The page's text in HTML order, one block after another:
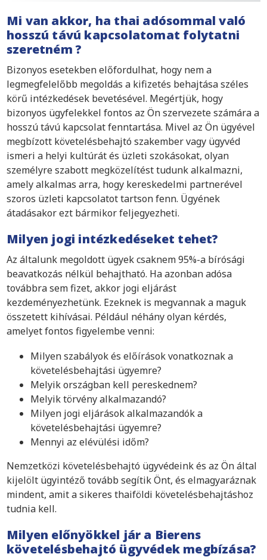
Mi van akkor, ha thai adósommal való
hosszú távú kapcsolatomat folytatni
szeretném ?
Bizonyos esetekben előfordulhat, hogy nem a
legmegfelelőbb megoldás a kifizetés behajtása széles
körű intézkedések bevetésével. Megértjük, hogy
bizonyos ügyfelekkel fontos az Ön szervezete számára a
hosszú távú kapcsolat fenntartása. Mivel az Ön ügyével
megbízott követelésbehajtó szakember vagy ügyvéd
ismeri a helyi kultúrát és üzleti szokásokat, olyan
személyre szabott megközelítést tudunk alkalmazni,
amely alkalmas arra, hogy kereskedelmi partnerével
szoros üzleti kapcsolatot tartson fenn. Ügyének
átadásakor ezt bármikor feljegyezheti.
Milyen jogi intézkedéseket tehet?
Az általunk megoldott ügyek csaknem 95%-a bírósági
beavatkozás nélkül behajtható. Ha azonban adósa
továbbra sem fizet, akkor jogi eljárást
kezdeményezhetünk. Ezeknek is megvannak a maguk
összetett kihívásai. Például néhány olyan kérdés,
amelyet fontos figyelembe venni:
Milyen szabályok és előírások vonatkoznak a
követelésbehajtási ügyemre?
Melyik országban kell pereskednem?
Melyik törvény alkalmazandó?
Milyen jogi eljárások alkalmazandók a
követelésbehajtási ügyemre?
Mennyi az elévülési időm?
Nemzetközi követelésbehajtó ügyvédeink és az Ön által
kijelölt ügyintéző tovább segítik Önt, és elmagyaráznak
mindent, amit a sikeres thaiföldi követelésbehajtáshoz
tudnia kell.
Milyen előnyökkel jár a Bierens
követelésbehajtó ügyvédek megbízása?